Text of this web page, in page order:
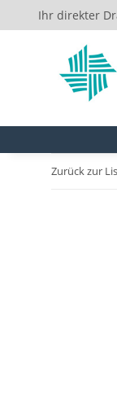
Ihr direkter
Zurück zur